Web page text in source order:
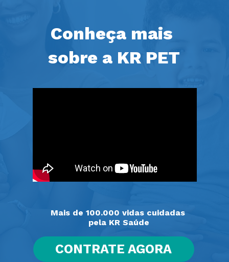
Conheça mais
sobre a KR PET
Mais de 100.000 vidas cuidadas
pela KR Saúde
CONTRATE AGORA